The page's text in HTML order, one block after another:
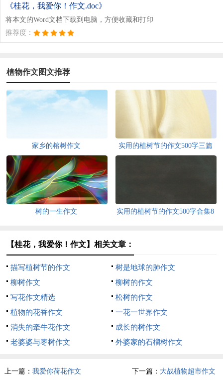
《桂花，我爱你！作文.doc》
将本文的Word文档下载到电脑，方便收藏和打印
推荐度：
植物作文图文推荐
家乡的榕树作文 实用的植树节的作文500字三篇
树的一生作文
实用的植树节的作文500字合集8
【桂花，我爱你！作文】相关文章：
描写植树节的作文
树是地球的肺作文
柳树作文
柳树的作文
写花作文精选
松树的作文
植物的花香作文
一花一世界作文
消失的牵牛花作文
成长的树作文
老婆婆与枣树作文
外婆家的石榴树作文
上一篇： 我爱你荷花作文 下一篇： 大战植物超市作文